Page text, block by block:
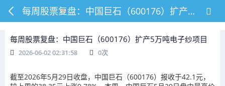
每周股票复盘：中国巨石（600176）扩产5万吨电子纱项目
每周股票复盘：中国巨石（600176）扩产5万吨电子纱项目
2026-06-02 02:31:58 0次
截至2026年5月29日收盘，中国巨石（600176）报收于42.1元，